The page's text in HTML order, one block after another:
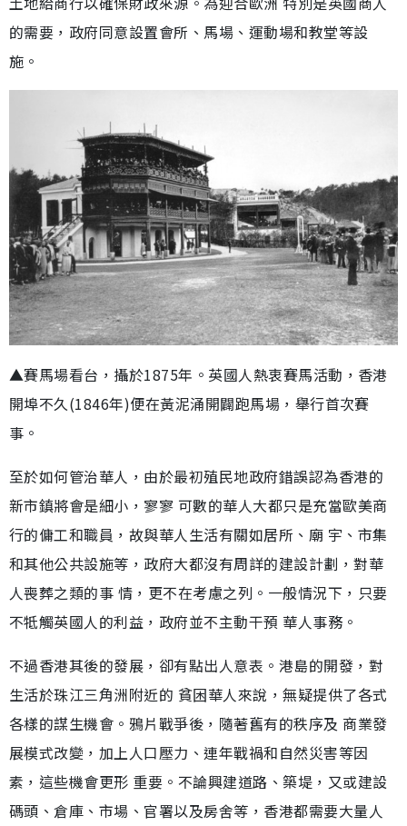
的需要，政府同意設置會所、馬場、運動場和教堂等設
施。
▲賽馬場看台，攝於1875年。英國人熱衷賽馬活動，香港
開埠不久(1846年)便在黃泥涌開闢跑馬場，舉行首次賽
事。
至於如何管治華人，由於最初殖民地政府錯誤認為香港的
新市鎮將會是細小，寥寥 可數的華人大都只是充當歐美商
行的傭工和職員，故與華人生活有關如居所、廟 宇、市集
和其他公共設施等，政府大都沒有周詳的建設計劃，對華
人喪葬之類的事 情，更不在考慮之列。一般情況下，只要
不牴觸英國人的利益，政府並不主動干預 華人事務。
不過香港其後的發展，卻有點出人意表。港島的開發，對
生活於珠江三角洲附近的 貧困華人來說，無疑提供了各式
各樣的謀生機會。鴉片戰爭後，隨著舊有的秩序及 商業發
展模式改變，加上人口壓力、連年戰禍和自然災害等因
素，這些機會更形 重要。不論興建道路、築堤，又或建設
碼頭、倉庫、市場、官署以及房舍等，香港都需要大量人